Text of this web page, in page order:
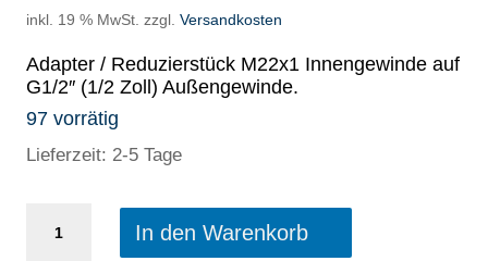
inkl. 19 % MwSt. zzgl. Versandkosten
Adapter / Reduzierstück M22x1 Innengewinde auf
G1/2″ (1/2 Zoll) Außengewinde.
97 vorrätig
Lieferzeit: 2-5 Tage
M22x1
In den Warenkorb